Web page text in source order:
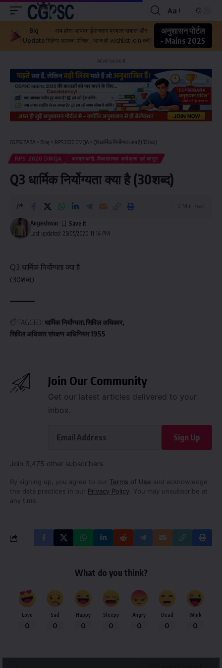
Aa
Big
Update
- अब होगा आपका ईमानदार प्रयास सफल और
मिलेगा आपका मंजिल , आज ही wishlist join करें !
अनुशासन पोर्टल
- Mains 2025
- Advertisement -
CGPSCBABA > Blog > RPS 2020 DMQA > Q3 धार्मिक निर्योग्यता क्या है (30शब्द)
RPS 2020 DMQA कल्याणकारी, विकासात्मक कार्यक्रम एवं कानून
Q3 धार्मिक निर्योग्यता क्या है (30शब्द)
Last updated: 25/05/2020 11:14 PM
Angeshwar
0 Min Read
Q3 धार्मिक निर्योग्यता क्या है
(30शब्द)
TAGGED: धार्मिक निर्योग्यता सिविल अधिकार
सिविल अधिकार संरक्षण अधिनियम 1955
Join Our Community
Get our latest articles delivered to your
inbox.
Sign Up
Join 3,475 other subscribers
By signing up, you agree to our Terms of Use and acknowledge
the data practices in our Privacy Policy. You may unsubscribe at
any time.
What do you think?
Love
0
Sad
0
Happy
0
Sleepy
0
Angry
0
Dead
0
Wink
0